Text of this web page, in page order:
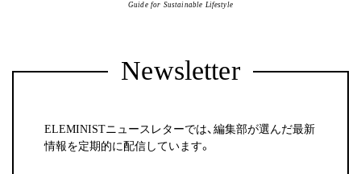
Guide for Sustainable Lifestyle
Newsletter
ELEMINISTニュースレターでは、編集部が選んだ最新
情報を定期的に配信しています。